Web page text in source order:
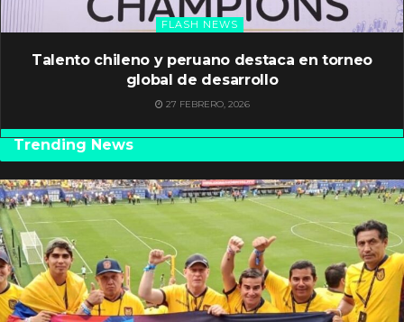
FLASH NEWS
Talento chileno y peruano destaca en torneo
global de desarrollo
27 FEBRERO, 2026
Trending News